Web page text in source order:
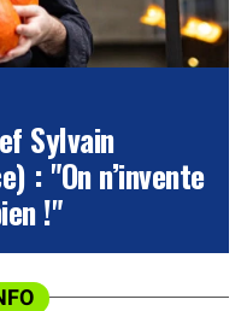
Sylvain
: "On n’invente
!"